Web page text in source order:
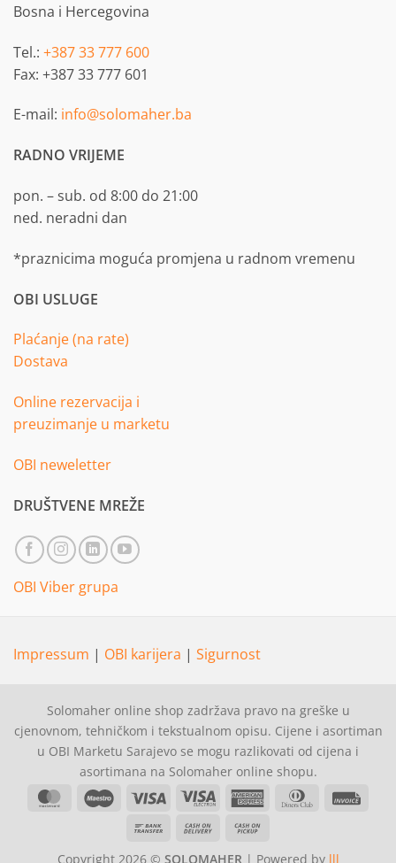
Bosna i Hercegovina
Tel.: +387 33 777 600
Fax: +387 33 777 601
E-mail: info@solomaher.ba
RADNO VRIJEME
pon. – sub. od 8:00 do 21:00
ned. neradni dan
*praznicima moguća promjena u radnom vremenu
OBI USLUGE
Plaćanje (na rate)
Dostava
Online rezervacija i
preuzimanje u marketu
OBI neweletter
DRUŠTVENE MREŽE
OBI Viber grupa
Impressum | OBI karijera | Sigurnost
Solomaher online shop zadržava pravo na greške u
cjenovnom, tehničkom i tekstualnom opisu. Cijene i asortiman
u OBI Marketu Sarajevo se mogu razlikovati od cijena i
asortimana na Solomaher online shopu.
MasterCardMaestro Visa
Visa
American Dinners
Bank
Cash
Copyright 2026 © SOLOMAHER | Powered by lll